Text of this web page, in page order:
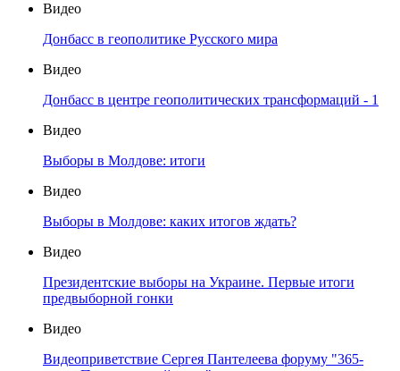
Видео
Донбасс в геополитике Русского мира
Видео
Донбасс в центре геополитических трансформаций - 1
Видео
Выборы в Молдове: итоги
Видео
Выборы в Молдове: каких итогов ждать?
Видео
Президентские выборы на Украине. Первые итоги
предвыборной гонки
Видео
Видеоприветствие Сергея Пантелеева форуму "365-